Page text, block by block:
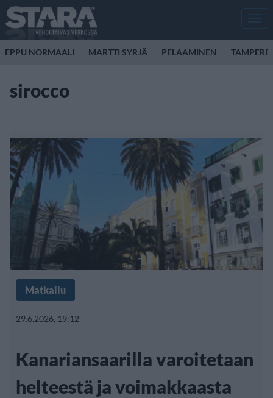
EPPU NORMAALI MARTTI SYRJÄ PELAAMINEN TAMPERE
sirocco
Matkailu
29.6.2026, 19:12
Kanariansaarilla varoitetaan
helteestä ja voimakkaasta